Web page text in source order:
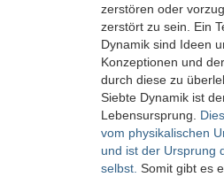
zerstören oder
zerstört zu sein. Ein
Dynamik sind Ideen
Konzeptionen und
durch diese zu
Siebte Dynamik ist
Lebensursprung.
vom physikalischen
und ist der Ursprung
selbst. Somit gibt es